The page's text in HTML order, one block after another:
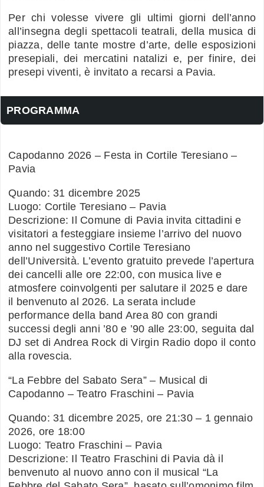
Per chi volesse vivere gli ultimi giorni dell’anno
all’insegna degli spettacoli teatrali, della musica di
piazza, delle tante mostre d’arte, delle esposizioni
presepiali, dei mercatini natalizi e, per finire, dei
presepi viventi, è invitato a recarsi a Pavia.
PROGRAMMA
Capodanno 2026 – Festa in Cortile Teresiano –
Pavia
Quando: 31 dicembre 2025
Luogo: Cortile Teresiano – Pavia
Descrizione: Il Comune di Pavia invita cittadini e
visitatori a festeggiare insieme l’arrivo del nuovo
anno nel suggestivo Cortile Teresiano
dell’Università. L’evento gratuito prevede l’apertura
dei cancelli alle ore 22:00, con musica live e
atmosfere coinvolgenti per salutare il 2025 e dare
il benvenuto al 2026. La serata include
performance della band Area 80 con grandi
successi degli anni ’80 e ’90 alle 23:00, seguita dal
DJ set di Andrea Rock di Virgin Radio dopo il conto
alla rovescia.
“La Febbre del Sabato Sera” – Musical di
Capodanno – Teatro Fraschini – Pavia
Quando: 31 dicembre 2025, ore 21:30 – 1 gennaio
2026, ore 18:00
Luogo: Teatro Fraschini – Pavia
Descrizione: Il Teatro Fraschini di Pavia dà il
benvenuto al nuovo anno con il musical “La